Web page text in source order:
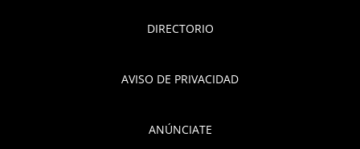
DIRECTORIO
AVISO DE PRIVACIDAD
ANÚNCIATE